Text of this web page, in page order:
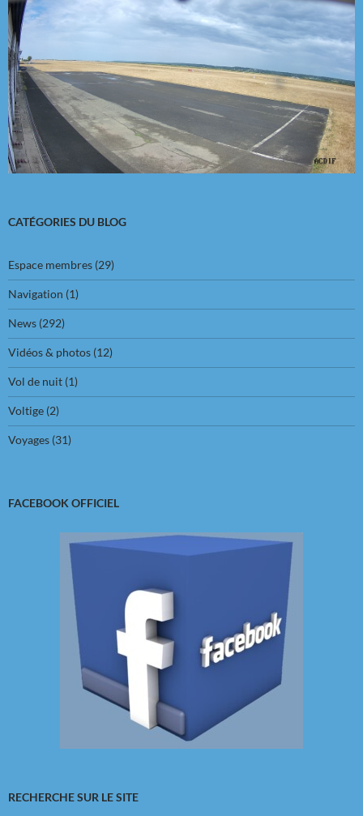
CATÉGORIES DU BLOG
Espace membres (29)
Navigation (1)
News (292)
Vidéos & photos (12)
Vol de nuit (1)
Voltige (2)
Voyages (31)
FACEBOOK OFFICIEL
RECHERCHE SUR LE SITE